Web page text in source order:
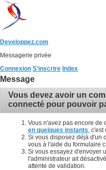
Developpez.com
Messagerie privée
Connexion S'inscrire Index
Message
Vous devez avoir un
connecté pour pouvoir
Vous n'avez pas encore de
en quelques instants ,
Si vous disposez déjà d'un
vous à l'aide du formulaire
Si vous essayez d'envoyer
l'administrateur ait
attente de validation.